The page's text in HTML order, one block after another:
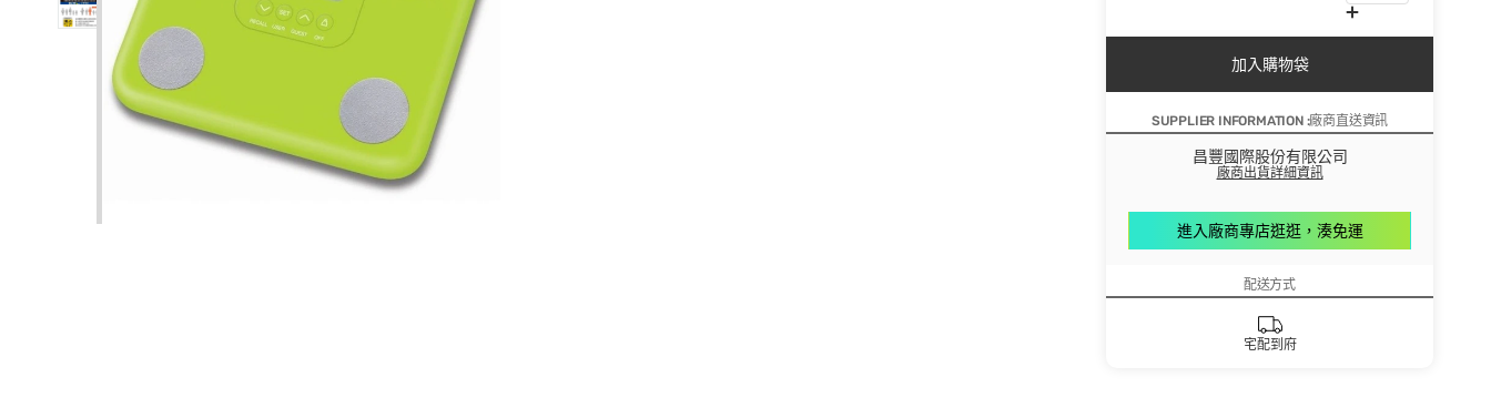
加入購物袋
SUPPLIER INFORMATION :廠商直送資訊
昌豐國際股份有限公司
廠商出貨詳細資訊
進入廠商專店逛逛，湊免運
配送方式
宅配到府